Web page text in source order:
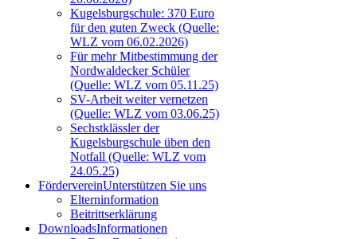
Kugelsburgschule: 370 Euro
für den guten Zweck (Quelle:
WLZ vom 06.02.2026)
Für mehr Mitbestimmung der
Nordwaldecker Schüler
(Quelle: WLZ vom 05.11.25)
SV-Arbeit weiter vernetzen
(Quelle: WLZ vom 03.06.25)
Sechstklässler der
Kugelsburgschule üben den
Notfall (Quelle: WLZ vom
24.05.25)
FördervereinUnterstützen Sie uns
Elterninformation
Beitrittserklärung
DownloadsInformationen